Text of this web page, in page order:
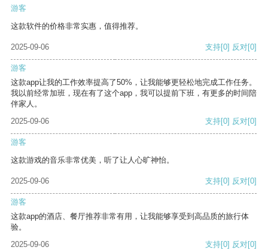
游客
这款软件的价格非常实惠，值得推荐。
2025-09-06 支持[0] 反对[0]
游客
这款app让我的工作效率提高了50%，让我能够更轻松地完成工作任务。
我以前经常加班，现在有了这个app，我可以提前下班，有更多的时间陪
伴家人。
2025-09-06
支持[0] 反对[0]
游客
这款游戏的音乐非常优美，听了让人心旷神怡。
2025-09-06 支持[0] 反对[0]
游客
这款app的酒店、餐厅推荐非常有用，让我能够享受到高品质的旅行体
验。
2025-09-06
支持[0] 反对[0]